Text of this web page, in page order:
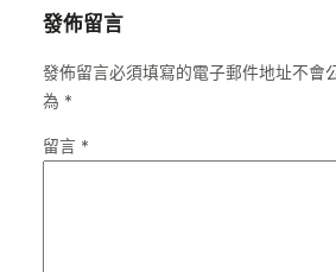
發佈留言
發佈留言必須填寫的電子郵件地址不會
為 *
留言 *